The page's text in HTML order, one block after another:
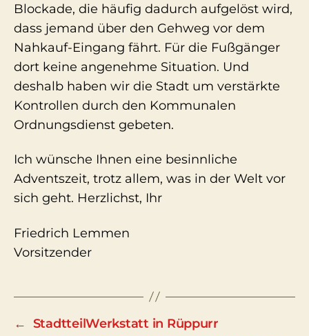
Blockade, die häufig dadurch aufgelöst wird,
dass jemand über den Gehweg vor dem
Nahkauf-Eingang fährt. Für die Fußgänger
dort keine angenehme Situation. Und
deshalb haben wir die Stadt um verstärkte
Kontrollen durch den Kommunalen
Ordnungsdienst gebeten.
Ich wünsche Ihnen eine besinnliche
Adventszeit, trotz allem, was in der Welt vor
sich geht. Herzlichst, Ihr
Friedrich Lemmen
Vorsitzender
← StadtteilWerkstatt in Rüppurr